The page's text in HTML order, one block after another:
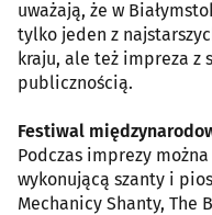
uważają, że w
tylko jeden z
kraju, ale też impreza z
publicznością.
Festiwal
Podczas imprezy można
wykonującą szanty i
Mechanicy Shanty, The